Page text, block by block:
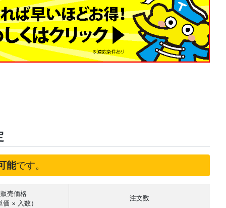
能です。
販売価格
価 × 入数）
注文数